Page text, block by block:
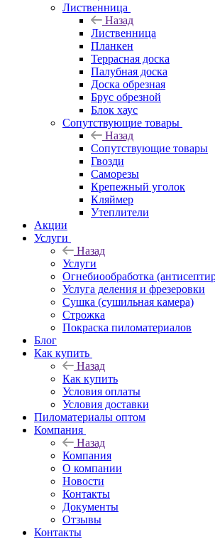
Лиственница
Назад
Лиственница
Планкен
Террасная доска
Палубная доска
Доска обрезная
Брус обрезной
Блок хаус
Сопутствующие товары
Назад
Сопутствующие товары
Гвозди
Саморезы
Крепежный уголок
Кляймер
Утеплители
Акции
Услуги
Назад
Услуги
Огнебиообработка
Услуга деления и фрезеровки
Сушка (сушильная камера)
Строжка
Покраска пиломатериалов
Блог
Как купить
Назад
Как купить
Условия оплаты
Условия доставки
Пиломатериалы оптом
Компания
Назад
Компания
О компании
Новости
Контакты
Документы
Отзывы
Контакты